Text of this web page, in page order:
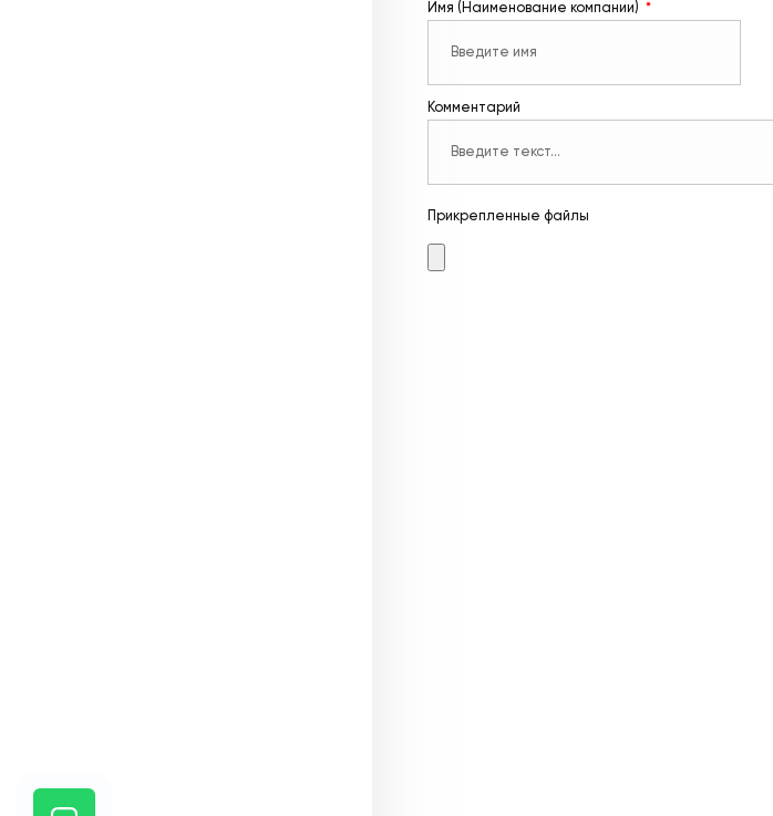
Имя (Наименование компании)
Комментарий
Прикрепленные файлы